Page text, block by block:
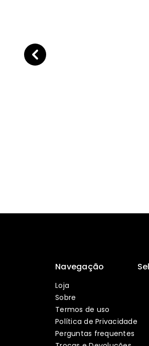
Navegação
Loja
Sobre
Termos de uso
Política de Privacidade
Perguntas frequentes